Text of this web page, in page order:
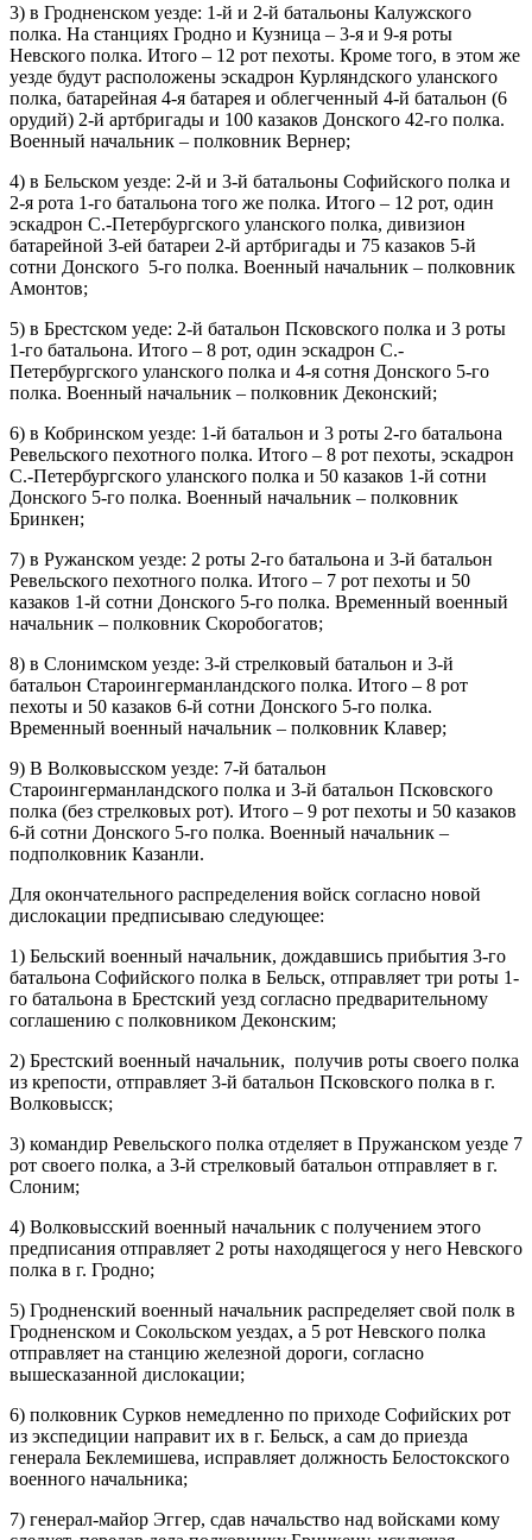
3) в Гродненском уезде: 1-й и 2-й батальоны Калужского
полка. На станциях Гродно и Кузница – 3-я и 9-я роты
Невского полка. Итого – 12 рот пехоты. Кроме того, в этом же
уезде будут расположены эскадрон Курляндского уланского
полка, батарейная 4-я батарея и облегченный 4-й батальон (6
орудий) 2-й артбригады и 100 казаков Донского 42-го полка.
Военный начальник – полковник Вернер;
4) в Бельском уезде: 2-й и 3-й батальоны Софийского полка и
2-я рота 1-го батальона того же полка. Итого – 12 рот, один
эскадрон С.-Петербургского уланского полка, дивизион
батарейной 3-ей батареи 2-й артбригады и 75 казаков 5-й
сотни Донского 5-го полка. Военный начальник – полковник
Амонтов;
5) в Брестском уеде: 2-й батальон Псковского полка и 3 роты
1-го батальона. Итого – 8 рот, один эскадрон С.-
Петербургского уланского полка и 4-я сотня Донского 5-го
полка. Военный начальник – полковник Деконский;
6) в Кобринском уезде: 1-й батальон и 3 роты 2-го батальона
Ревельского пехотного полка. Итого – 8 рот пехоты, эскадрон
С.-Петербургского уланского полка и 50 казаков 1-й сотни
Донского 5-го полка. Военный начальник – полковник
Бринкен;
7) в Ружанском уезде: 2 роты 2-го батальона и 3-й батальон
Ревельского пехотного полка. Итого – 7 рот пехоты и 50
казаков 1-й сотни Донского 5-го полка. Временный военный
начальник – полковник Скоробогатов;
8) в Слонимском уезде: 3-й стрелковый батальон и 3-й
батальон Староингерманландского полка. Итого – 8 рот
пехоты и 50 казаков 6-й сотни Донского 5-го полка.
Временный военный начальник – полковник Клавер;
9) В Волковысском уезде: 7-й батальон
Староингерманландского полка и 3-й батальон Псковского
полка (без стрелковых рот). Итого – 9 рот пехоты и 50 казаков
6-й сотни Донского 5-го полка. Военный начальник –
подполковник Казанли.
Для окончательного распределения войск согласно новой
дислокации предписываю следующее:
1) Бельский военный начальник, дождавшись прибытия 3-го
батальона Софийского полка в Бельск, отправляет три роты 1-
го батальона в Брестский уезд согласно предварительному
соглашению с полковником Деконским;
2) Брестский военный начальник, получив роты своего полка
из крепости, отправляет 3-й батальон Псковского полка в г.
Волковысск;
3) командир Ревельского полка отделяет в Пружанском уезде 7
рот своего полка, а 3-й стрелковый батальон отправляет в г.
Слоним;
4) Волковысский военный начальник с получением этого
предписания отправляет 2 роты находящегося у него Невского
полка в г. Гродно;
5) Гродненский военный начальник распределяет свой полк в
Гродненском и Сокольском уездах, а 5 рот Невского полка
отправляет на станцию железной дороги, согласно
вышесказанной дислокации;
6) полковник Сурков немедленно по приходе Софийских рот
из экспедиции направит их в г. Бельск, а сам до приезда
генерала Беклемишева, исправляет должность Белостокского
военного начальника;
7) генерал-майор Эггер, сдав начальство над войсками кому